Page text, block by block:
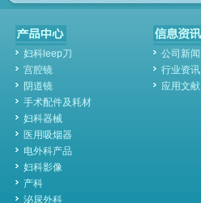
妇科leep刀
宫腔镜
阴道镜
手术配件及耗材
妇科器械
医用吸烟器
电外科产品
妇科影像
产科
泌尿外科
公司新闻
行业资讯
应用文献